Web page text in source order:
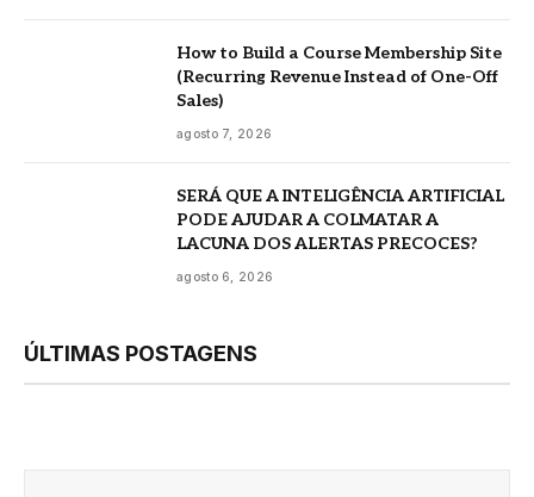
How to Build a Course Membership Site
(Recurring Revenue Instead of One-Off
Sales)
agosto 7, 2026
SERÁ QUE A INTELIGÊNCIA ARTIFICIAL
PODE AJUDAR A COLMATAR A
LACUNA DOS ALERTAS PRECOCES?
agosto 6, 2026
ÚLTIMAS POSTAGENS